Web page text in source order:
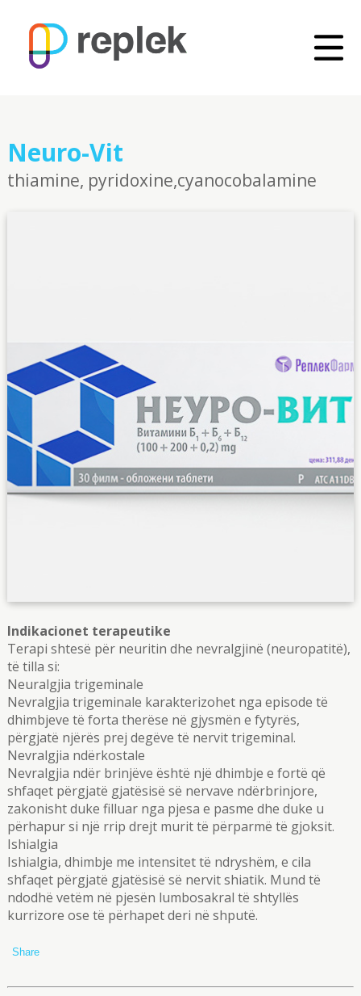
Neuro-Vit
thiamine, pyridoxine,cyanocobalamine
Indikacionet terapeutike
Terapi shtesë për neuritin dhe nevralgjinë (neuropatitë),
të tilla si:
Neuralgjia trigeminale
Nevralgjia trigeminale karakterizohet nga episode të
dhimbjeve të forta therëse në gjysmën e fytyrës,
përgjatë njërës prej degëve të nervit trigeminal.
Nevralgjia ndërkostale
Nevralgjia ndër brinjëve është një dhimbje e fortë që
shfaqet përgjatë gjatësisë së nervave ndërbrinjore,
zakonisht duke filluar nga pjesa e pasme dhe duke u
përhapur si një rrip drejt murit të përparmë të gjoksit.
Ishialgia
Ishialgia, dhimbje me intensitet të ndryshëm, e cila
shfaqet përgjatë gjatësisë së nervit shiatik. Mund të
ndodhë vetëm në pjesën lumbosakral të shtyllës
kurrizore ose të përhapet deri në shputë.
Share